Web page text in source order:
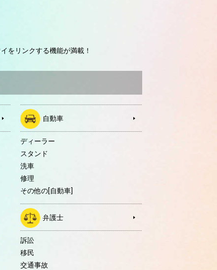
をリンクする機能が満載！
自動車
ディーラー
スタンド
洗車
修理
その他の[自動車]
弁護士
訴訟
移民
交通事故